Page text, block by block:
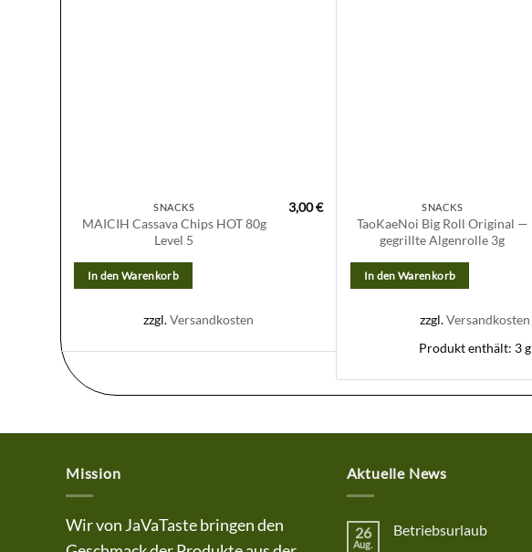
SNACKS
MAICIH Cassava Chips HOT 80g
Level 5
3,00€
In den Warenkorb
zzgl.Versandkosten
SNACKS
TaoKaeNoi Big Roll Original —
gegrillte Algenrolle 3g
In den Warenkorb
zzgl.Versandkosten
Produkt enthält: 3g
Mission
Wir von JaVaTaste bringen den
Aktuelle News
26
Aug.
Betriebsurlaub